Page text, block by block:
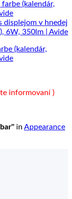
(kalendár,
informovaní )
in Appearance